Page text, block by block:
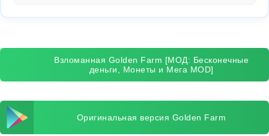
Взломанная Golden Farm [МОД: Бесконечные
деньги, Монеты и Мега MOD]
Оригинальная версия Golden Farm